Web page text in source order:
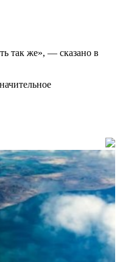
так же», — сказано в